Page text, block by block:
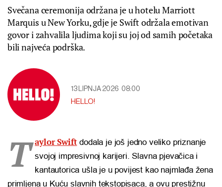
Svečana ceremonija održana je u hotelu Marriott
Marquis u New Yorku, gdje je Swift održala emotivan
govor i zahvalila ljudima koji su joj od samih početaka
bili najveća podrška.
13 LIPNJA 2026 08:00
HELLO!
T aylor Swiftdodala je još jedno veliko priznanje
svojoj impresivnoj karijeri. Slavna pjevačica i
kantautorica ušla je u povijest kao najmlađa žena
primljena u Kuću slavnih tekstopisaca, a ovu prestižnu